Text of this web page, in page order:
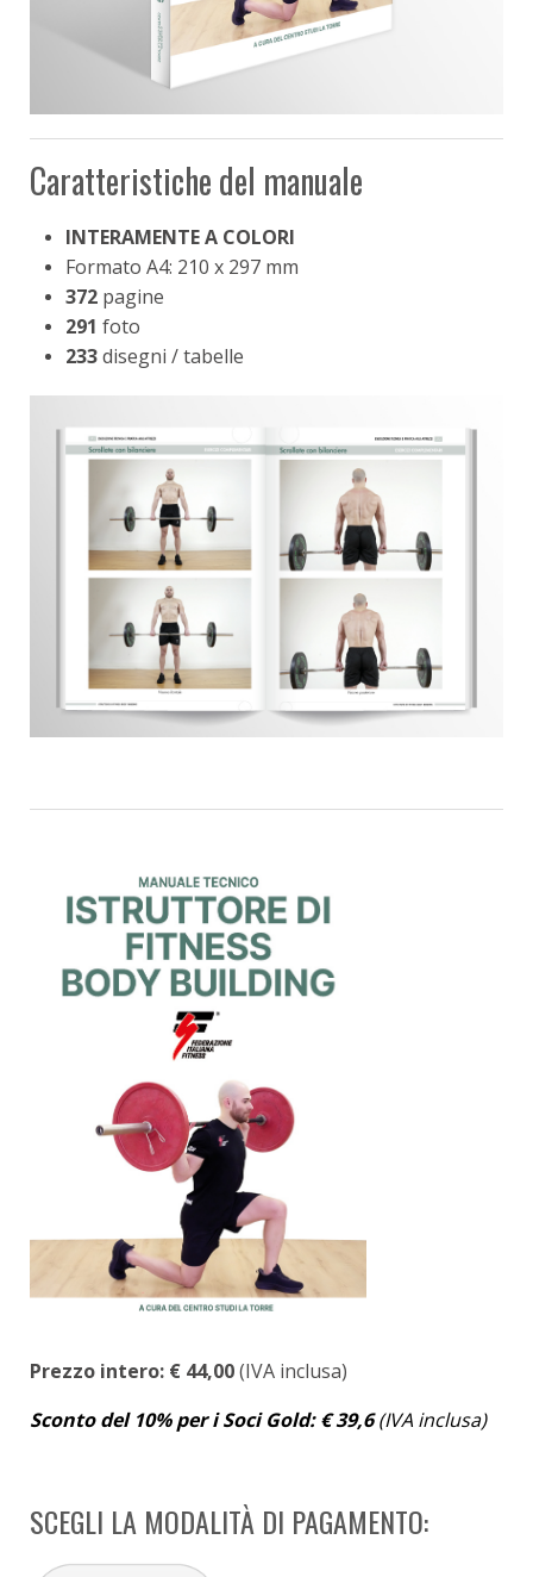
Caratteristiche del manuale
INTERAMENTE A COLORI
Formato A4: 210 x 297 mm
372 pagine
291 foto
233disegni / tabelle
Prezzo intero: € 44,00(IVA inclusa)
Sconto del 10% per i Soci Gold: € 39,6(IVA inclusa)
SCEGLI LA MODALITÀ DI PAGAMENTO: